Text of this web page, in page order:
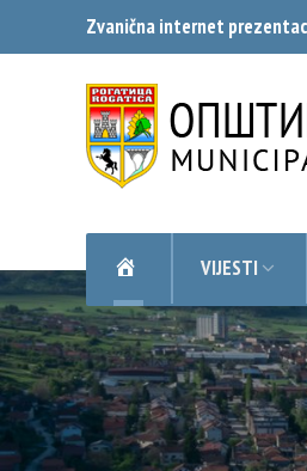
Zvanična internet
NASLOVNAVIJESTI